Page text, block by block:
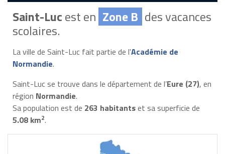
Saint-Lucest en Zone B des vacances
scolaires.
La ville de Saint-Luc fait partie de l'Académie de
Normandie.
Saint-Luc se trouve dans le département de l’Eure (27), en
région Normandie.
Sa population est de 263 habitantset sa superficie de
5.08 km2.